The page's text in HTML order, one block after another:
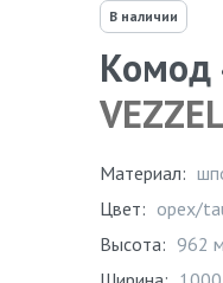
В наличии
Комод
Материал:
Цвет: орех/
Высота: 962